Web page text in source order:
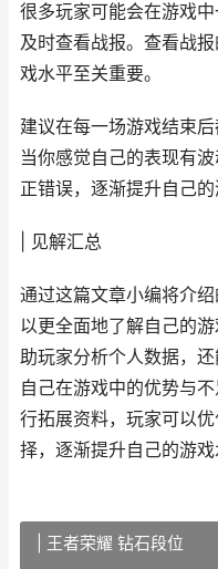
很多玩家可能会在游戏
及时查看战报。查看战
戏水平至关重要。
建议在每一场游戏结束
当你感觉自己的表现有
正错误，逐渐提升自己的
| 见解汇总
通过这篇文章小编将介
以更全面地了解自己的
助玩家分析个人数据，
自己在游戏中的优势与
行拓展资料，玩家可以
择，逐渐提升自己的游戏
| 王者荣耀 钻石段位